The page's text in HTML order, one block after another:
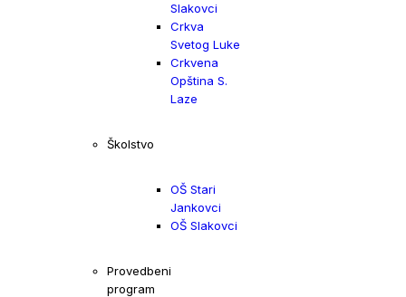
Slakovci
Crkva
Svetog Luke
Crkvena
Opština S.
Laze
Školstvo
OŠ Stari
Jankovci
OŠ Slakovci
Provedbeni
program